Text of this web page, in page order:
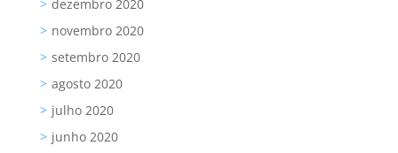
dezembro 2020
novembro 2020
setembro 2020
agosto 2020
julho 2020
junho 2020